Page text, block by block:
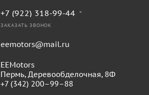
+7 (922) 318-99-44
ЗАКАЗАТЬ ЗВОНОК
eemotors@mail.ru
EEMotors
Пермь, Деревообделочная, 8Ф
+7 (342) 200–99–88